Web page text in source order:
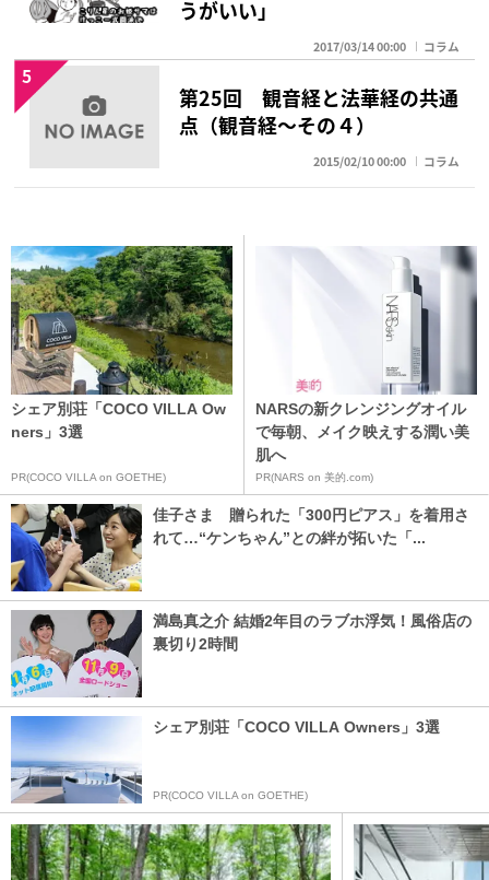
うがいい」
2017/03/14 00:00 コラム
第25回 観音経と法華経の共通
点（観音経～その４）
2015/02/10 00:00 コラム
5
シェア別荘「COCO VILLA Ow
ners」3選
PR(COCO VILLA on GOETHE)
NARSの新クレンジングオイル
で毎朝、メイク映えする潤い美
肌へ
PR(NARS on 美的.com)
佳子さま 贈られた「300円ピアス」を着用さ
れて…“ケンちゃん”との絆が拓いた「...
満島真之介 結婚2年目のラブホ浮気！風俗店の
裏切り2時間
シェア別荘「COCO VILLA Owners」3選
PR(COCO VILLA on GOETHE)